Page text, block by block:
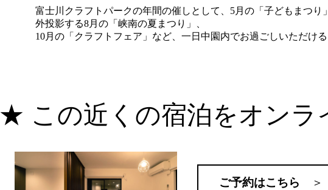
富士川クラフトパークの年間の催しとして、5月の「子どもまつり
外投影する8月の「峡南の夏まつり」、
10月の「クラフトフェア」など、一日中園内でお過ごしいただけ
★ この近くの宿泊をオンラ
ご予約はこちら ＞